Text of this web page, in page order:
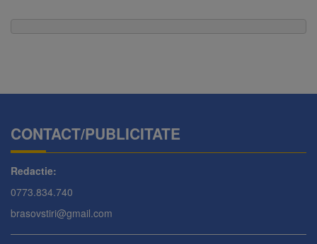
CONTACT/PUBLICITATE
Redactie:
0773.834.740
brasovstiri@gmail.com